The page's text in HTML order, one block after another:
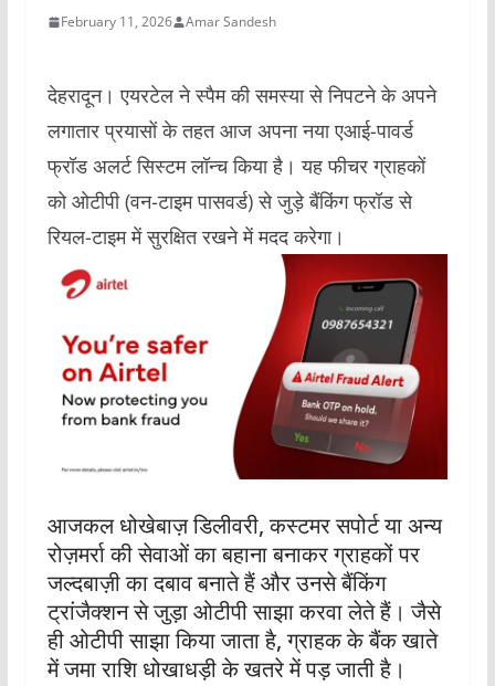
February 11, 2026 Amar Sandesh
देहरादून। एयरटेल ने स्पैम की समस्या से निपटने के अपने
लगातार प्रयासों के तहत आज अपना नया एआई-पावर्ड
फ्रॉड अलर्ट सिस्टम लॉन्च किया है। यह फीचर ग्राहकों
को ओटीपी (वन-टाइम पासवर्ड) से जुड़े बैंकिंग फ्रॉड से
रियल-टाइम में सुरक्षित रखने में मदद करेगा।
आजकल धोखेबाज़ डिलीवरी, कस्टमर सपोर्ट या अन्य
रोज़मर्रा की सेवाओं का बहाना बनाकर ग्राहकों पर
जल्दबाज़ी का दबाव बनाते हैं और उनसे बैंकिंग
ट्रांजैक्शन से जुड़ा ओटीपी साझा करवा लेते हैं। जैसे
ही ओटीपी साझा किया जाता है, ग्राहक के बैंक खाते
में जमा राशि धोखाधड़ी के खतरे में पड़ जाती है।